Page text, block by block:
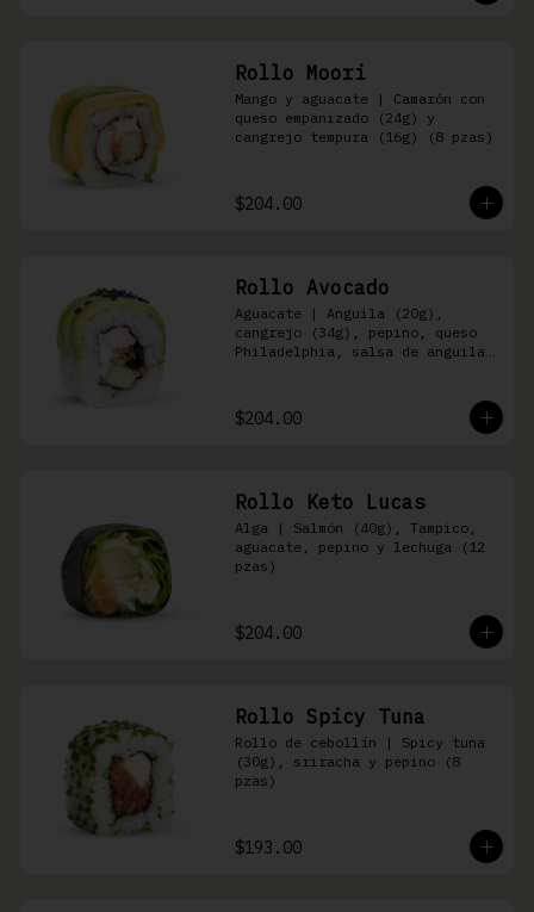
Rollo Moori
Mango y aguacate | Camarón con
queso empanizado (24g) y
cangrejo tempura (16g) (8 pzas)
$204.00
Rollo Avocado
Aguacate | Anguila (20g),
cangrejo (34g), pepino, queso
Philadelphia, salsa de anguila
$204.00
Rollo Keto Lucas
Alga | Salmón (40g), Tampico,
aguacate, pepino y lechuga (12
pzas)
$204.00
Rollo Spicy Tuna
Rollo de cebollín | Spicy tuna
(30g), sriracha y pepino (8
pzas)
$193.00